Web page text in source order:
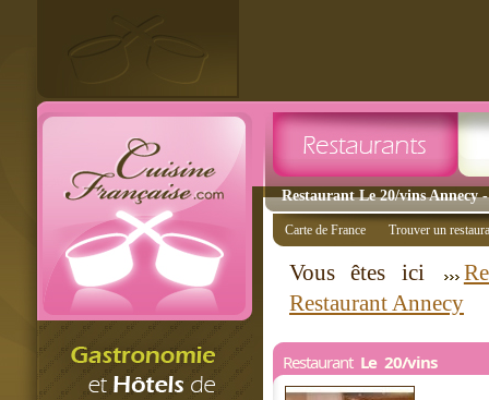
Restaurant Le 20/vins Annecy
Carte de France Trouver un
Vous êtes ici
Restaurant Annecy
Restaurant Le 20/vins